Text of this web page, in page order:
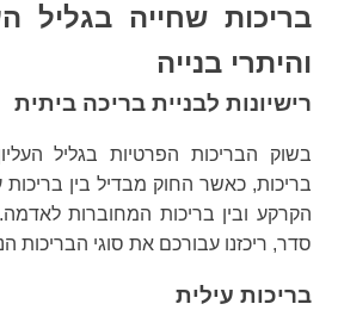
בריכות שחייה בגליל
והיתרי בנייה
רישיונות לבניית בריכה ביתית
בשוק הבריכות הפרטיות בגליל
בריכות, כאשר החוק מבדיל בין בריכות
הקרקע ובין בריכות המחוברות
סדר, ריכזנו עבורכם את סוגי הבריכות
בריכות עילית